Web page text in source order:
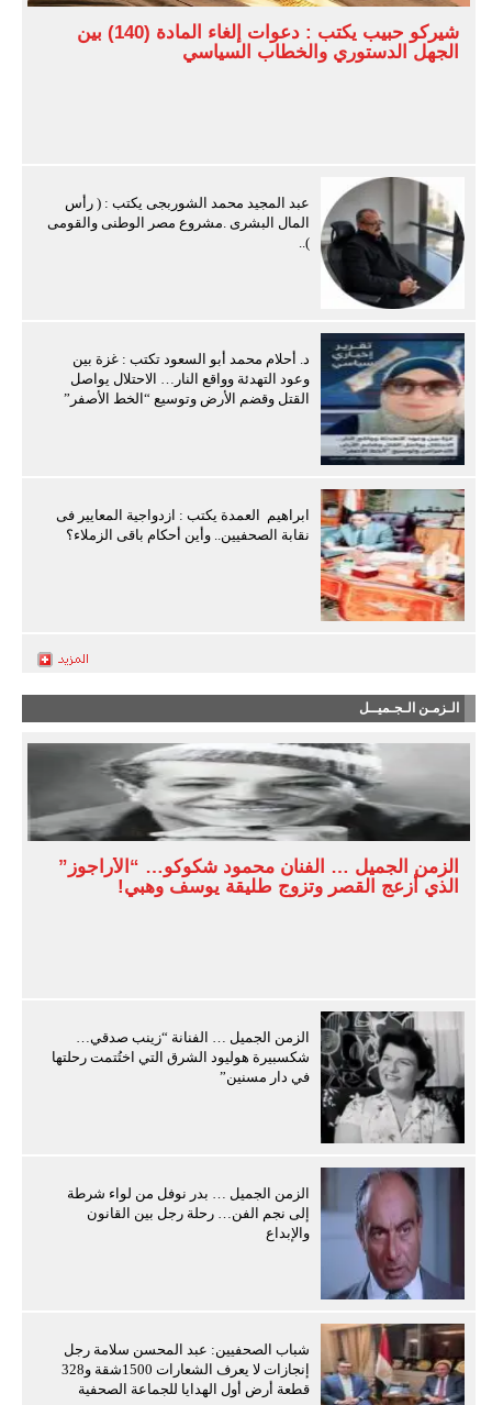
شيركو حبيب يكتب : دعوات إلغاء المادة (140) بين
الجهل الدستوري والخطاب السياسي
عبد المجيد محمد الشوربجى يكتب : ( رأس
المال البشرى .مشروع مصر الوطنى والقومى
)..
د. أحلام محمد أبو السعود تكتب : غزة بين
وعود التهدئة وواقع النار… الاحتلال يواصل
القتل وقضم الأرض وتوسيع “الخط الأصفر”
ابراهيم العمدة يكتب : ازدواجية المعايير فى
نقابة الصحفيين.. وأين أحكام باقى الزملاء؟
الـزمـن الـجـميــل
الزمن الجميل … الفنان محمود شكوكو… “الأراجوز”
الذي أزعج القصر وتزوج طليقة يوسف وهبي!
الزمن الجميل … الفنانة “زينب صدقي…
شكسبيرة هوليود الشرق التي اختُتمت رحلتها
في دار مسنين”
الزمن الجميل … بدر نوفل من لواء شرطة
إلى نجم الفن… رحلة رجل بين القانون
والإبداع
شباب الصحفيين: عبد المحسن سلامة رجل
إنجازات لا يعرف الشعارات 1500شقة و328
قطعة أرض أول الهدايا للجماعة الصحفية